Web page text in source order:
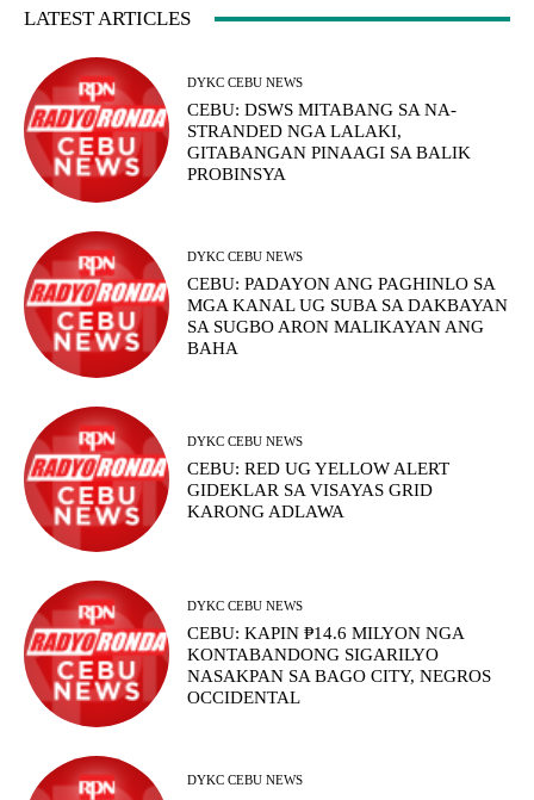
LATEST ARTICLES
DYKC CEBU NEWS
CEBU: DSWS MITABANG SA NA-
STRANDED NGA LALAKI,
GITABANGAN PINAAGI SA BALIK
PROBINSYA
DYKC CEBU NEWS
CEBU: PADAYON ANG PAGHINLO SA
MGA KANAL UG SUBA SA DAKBAYAN
SA SUGBO ARON MALIKAYAN ANG
BAHA
DYKC CEBU NEWS
CEBU: RED UG YELLOW ALERT
GIDEKLAR SA VISAYAS GRID
KARONG ADLAWA
DYKC CEBU NEWS
CEBU: KAPIN ₱14.6 MILYON NGA
KONTABANDONG SIGARILYO
NASAKPAN SA BAGO CITY, NEGROS
OCCIDENTAL
DYKC CEBU NEWS